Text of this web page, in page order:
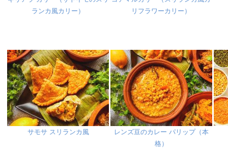
ランカ風カリー）
リフラワーカリー）
サモサ スリランカ風
レンズ豆のカレー パリップ（本
格）